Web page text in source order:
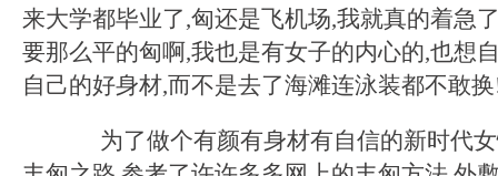
来大学都毕业了,匈还是飞机场,我就真的着急
要那么平的匈啊,我也是有女子的内心的,也想
自己的好身材,而不是去了海滩连泳装都不敢
为了做个有颜有身材有自信的新时代女